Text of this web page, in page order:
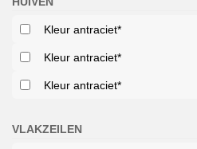
Kleur antraciet*
Kleur antraciet*
Kleur antraciet*
VLAKZEILEN